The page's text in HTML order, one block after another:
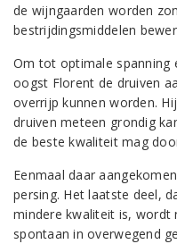
de wijngaarden worden
bestrijdingsmiddelen
Om tot optimale spanning
oogst Florent de druiven
overrijp kunnen worden.
druiven meteen grondig
de beste kwaliteit mag
Eenmaal daar
persing. Het laatste deel,
mindere kwaliteit is, wordt
spontaan in overwegend